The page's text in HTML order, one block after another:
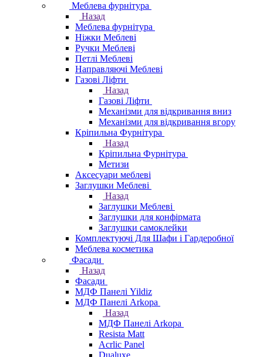
Меблева фурнітура
Назад
Меблева фурнітура
Ніжки Меблеві
Ручки Меблеві
Петлі Меблеві
Направляючі Меблеві
Газові Ліфти
Назад
Газові Ліфти
Механізми для відкривання вниз
Механізми для відкривання вгору
Кріпильна Фурнітура
Назад
Кріпильна Фурнітура
Метизи
Аксесуари меблеві
Заглушки Меблеві
Назад
Заглушки Меблеві
Заглушки для конфірмата
Заглушки самоклейки
Комплектуючі Для Шафи і Гардеробної
Меблева косметика
Фасади
Назад
Фасади
МДФ Панелі Yildiz
МДФ Панелі Arkopa
Назад
МДФ Панелі Arkopa
Resista Matt
Acrlic Panel
Dualuxe